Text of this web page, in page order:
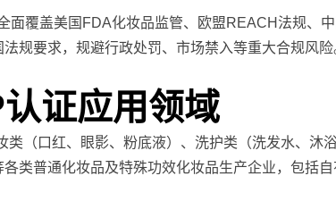
面覆盖美国FDA化妆品监管、欧盟REACH法规、
规要求，规避行政处罚、市场禁入等重大合规风险
证应用领域
（口红、眼影、粉底液）、洗护类（洗发水、沐
类普通化妆品及特殊功效化妆品生产企业，包括